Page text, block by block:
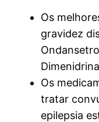
Os
gravidez
Os
tratar
epilepsia